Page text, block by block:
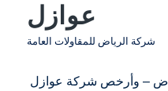
عوازل
شركة الرياض للمقاولات العامة